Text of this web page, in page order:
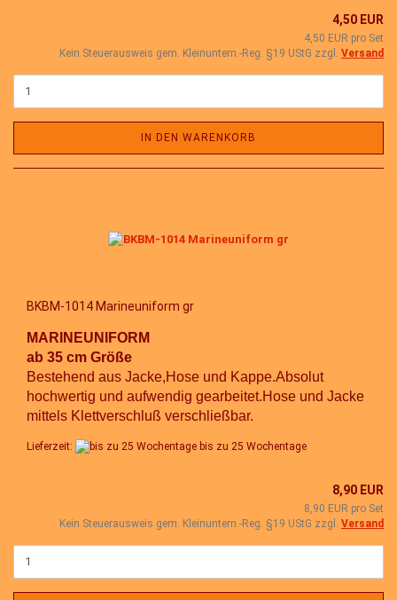
4,50 EUR
4,50 EUR pro Set
Kein Steuerausweis gem. Kleinuntern.-Reg. §19 UStG zzgl. Versand
IN DEN WARENKORB
BKBM-1014 Marineuniform gr
MARINEUNIFORM
ab 35 cm Größe
Bestehend aus Jacke,Hose und Kappe.Absolut
hochwertig und aufwendig gearbeitet.Hose und Jacke
mittels Klettverschluß verschließbar.
Lieferzeit: bis zu 25 Wochentage
8,90 EUR
8,90 EUR pro Set
Kein Steuerausweis gem. Kleinuntern.-Reg. §19 UStG zzgl. Versand